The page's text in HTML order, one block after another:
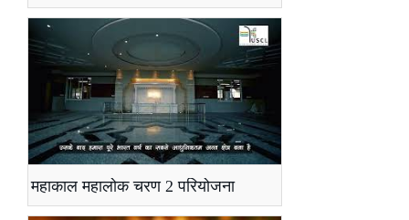
महाकाल महालोक चरण 2 परियोजना